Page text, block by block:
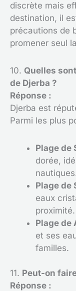
discrète mais
destination, il
précautions de
promener seul
10. Quelles
de Djerba ?
Réponse :
Djerba est
Parmi les plus
Plage de
dorée,
Plage de
eaux
proximité.
Plage de
et ses
familles.
11. Peut-on
Réponse :